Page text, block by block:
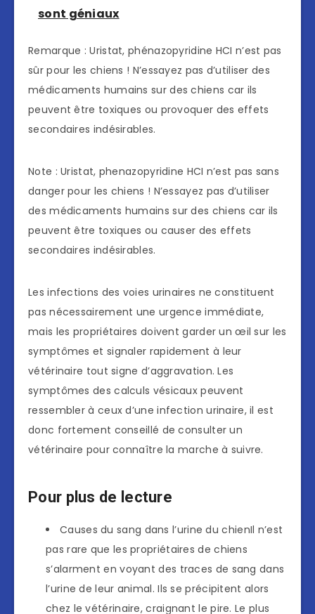
sont géniaux
Remarque : Uristat, phénazopyridine HCI n’est pas
sûr pour les chiens ! N’essayez pas d’utiliser des
médicaments humains sur des chiens car ils
peuvent être toxiques ou provoquer des effets
secondaires indésirables.
Note : Uristat, phenazopyridine HCI n’est pas sans
danger pour les chiens ! N’essayez pas d’utiliser
des médicaments humains sur des chiens car ils
peuvent être toxiques ou causer des effets
secondaires indésirables.
Les infections des voies urinaires ne constituent
pas nécessairement une urgence immédiate,
mais les propriétaires doivent garder un œil sur les
symptômes et signaler rapidement à leur
vétérinaire tout signe d’aggravation. Les
symptômes des calculs vésicaux peuvent
ressembler à ceux d’une infection urinaire, il est
donc fortement conseillé de consulter un
vétérinaire pour connaître la marche à suivre.
Pour plus de lecture
Causes du sang dans l’urine du chienIl n’est
pas rare que les propriétaires de chiens
s’alarment en voyant des traces de sang dans
l’urine de leur animal. Ils se précipitent alors
chez le vétérinaire, craignant le pire. Le plus